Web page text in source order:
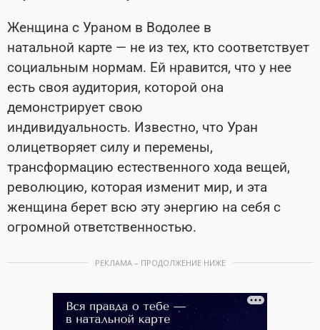
Женщина с Ураном в Водолее в
натальной карте — не из тех, кто соответствует
социальным нормам. Ей нравится, что у нее
есть своя аудитория, которой она
демонстрирует свою
индивидуальность. Известно, что Уран
олицетворяет силу и перемены,
трансформацию естественного хода вещей,
революцию, которая изменит мир, и эта
женщина берет всю эту энергию на себя с
огромной ответственностью.
РЕКЛАМА – ПРОДОЛЖЕНИЕ НИЖЕ